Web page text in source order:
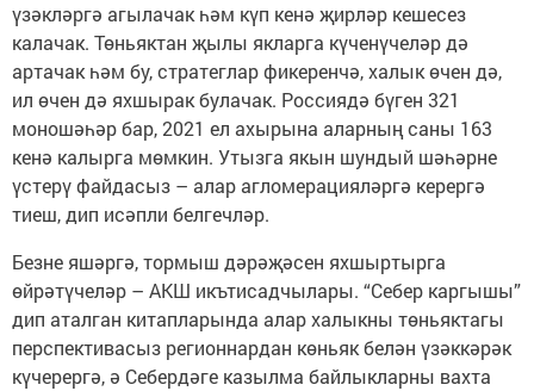
үзәкләргә агылачак һәм күп кенә җирләр кешесез
калачак. Төньяктан җылы якларга күченүчеләр дә
артачак һәм бу, стратеглар фикеренчә, халык өчен дә,
ил өчен дә яхшырак булачак. Россиядә бүген 321
моношәһәр бар, 2021 ел ахырына аларның саны 163
кенә калырга мөмкин. Утызга якын шундый шәһәрне
үстерү файдасыз – алар агломерацияләргә керергә
тиеш, дип исәпли белгечләр.
Безне яшәргә, тормыш дәрәҗәсен яхшыртырга
өйрәтүчеләр – АКШ икътисадчылары. “Себер каргышы”
дип аталган китапларында алар халыкны төньяктагы
перспективасыз регионнардан көньяк белән үзәккәрәк
күчерергә, ә Себердәге казылма байлыкларны вахта